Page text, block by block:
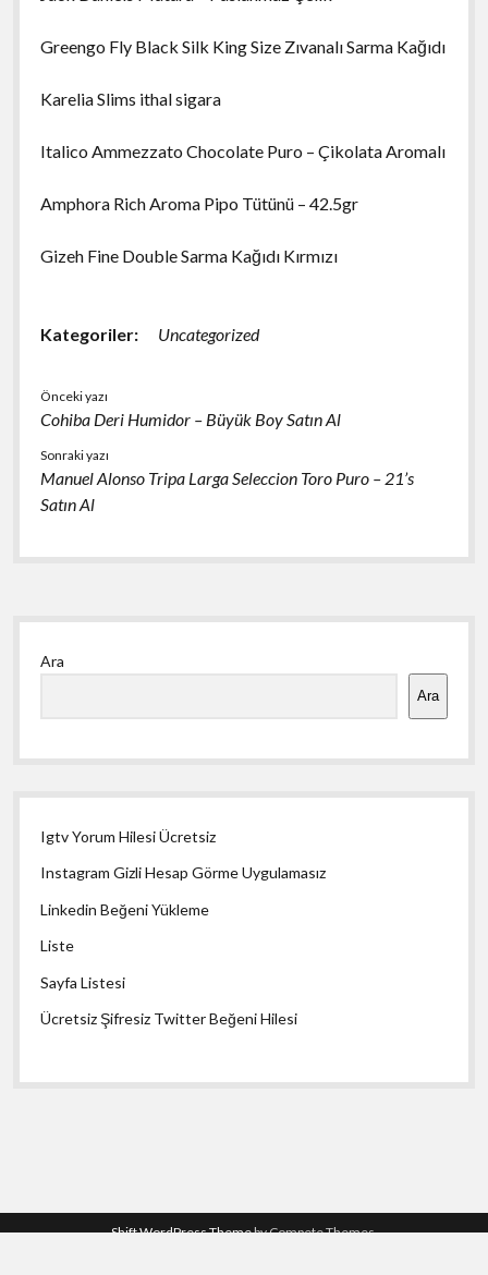
Greengo Fly Black Silk King Size Zıvanalı Sarma Kağıdı
Karelia Slims ithal sigara
Italico Ammezzato Chocolate Puro – Çikolata Aromalı
Amphora Rich Aroma Pipo Tütünü – 42.5gr
Gizeh Fine Double Sarma Kağıdı Kırmızı
Kategoriler: Uncategorized
Önceki yazı
Cohiba Deri Humidor – Büyük Boy Satın Al
Sonraki yazı
Manuel Alonso Tripa Larga Seleccion Toro Puro – 21’s
Satın Al
Yan
Menü
Ara
Ara
Igtv Yorum Hilesi Ücretsiz
Instagram Gizli Hesap Görme Uygulamasız
Linkedin Beğeni Yükleme
Liste
Sayfa Listesi
Ücretsiz Şifresiz Twitter Beğeni Hilesi
Shift WordPress Themeby Compete Themes.